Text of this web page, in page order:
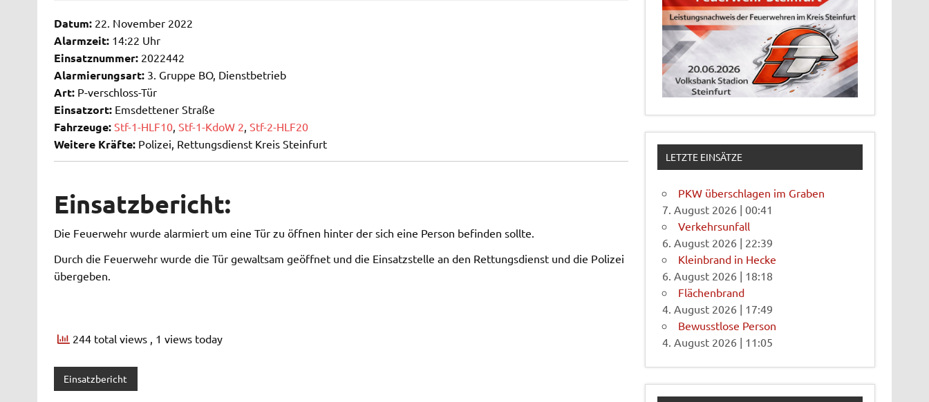
Datum:22. November 2022
Alarmzeit:14:22 Uhr
Einsatznummer:2022442
Alarmierungsart:3. Gruppe BO, Dienstbetrieb
Art:P-verschloss-Tür
Einsatzort:Emsdettener Straße
Fahrzeuge: Stf-1-HLF10, Stf-1-KdoW 2, Stf-2-HLF20
Weitere Kräfte:Polizei, Rettungsdienst Kreis Steinfurt
Einsatzbericht:
Die Feuerwehr wurde alarmiert um eine Tür zu öffnen hinter der sich eine Person befinden sollte.
Durch die Feuerwehr wurde die Tür gewaltsam geöffnet und die Einsatzstelle an den Rettungsdienst und die Polizei
übergeben.
244 total views , 1 views today
Einsatzbericht
LETZTE EINSÄTZE
PKW überschlagen im Graben
7. August 2026 |00:41
Verkehrsunfall
6. August 2026 | 22:39
Kleinbrand in Hecke
6. August 2026 | 18:18
Flächenbrand
4. August 2026 | 17:49
Bewusstlose Person
4. August 2026 | 11:05